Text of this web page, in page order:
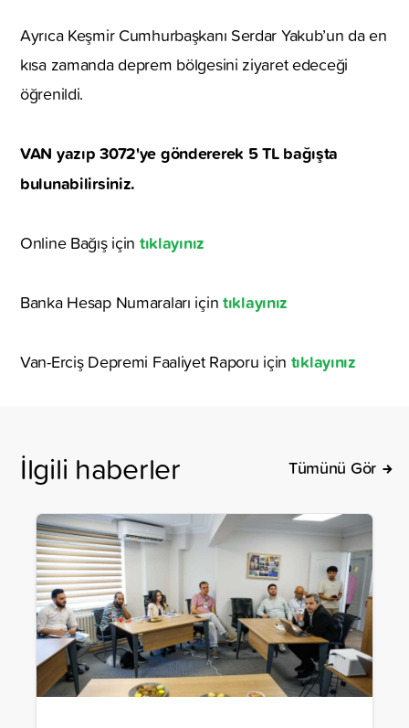
Ayrıca Keşmir Cumhurbaşkanı Serdar Yakub’un da en
kısa zamanda deprem bölgesini ziyaret edeceği
öğrenildi.
VAN yazıp 3072'ye göndererek 5 TL bağışta
bulunabilirsiniz.
Online Bağış için tıklayınız
Banka Hesap Numaraları için tıklayınız
Van-Erciş Depremi Faaliyet Raporu için tıklayınız
İlgili haberler Tümünü Gör